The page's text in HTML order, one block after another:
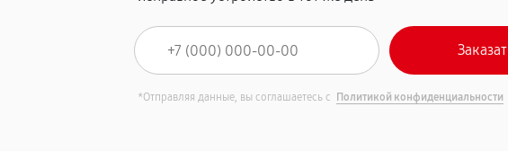
*Отправляя данные, вы соглашаетесь с Политикой конфиденциальности